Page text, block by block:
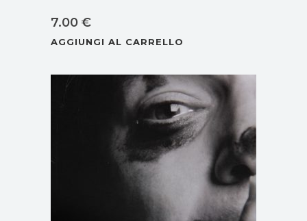
7.00 €
AGGIUNGI AL CARRELLO